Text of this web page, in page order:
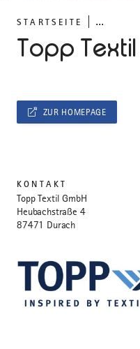
STARTSEITE ...
Topp
ZUR HOMEPAGE
KONTAKT
Topp Textil GmbH
Heubachstraße 4
87471 Durach